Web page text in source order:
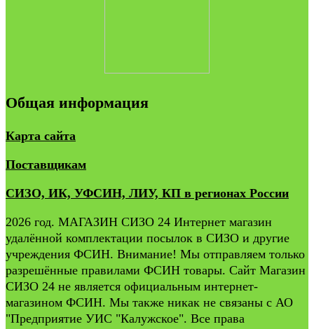
Общая информация
Карта сайта
Поставщикам
СИЗО, ИК, УФСИН, ЛИУ, КП в регионах России
2026 год. МАГАЗИН СИЗО 24 Интернет магазин
удалённой комплектации посылок в СИЗО и другие
учреждения ФСИН. Внимание! Мы отправляем только
разрешённые правилами ФСИН товары. Сайт Магазин
СИЗО 24 не является официальным интернет-
магазином ФСИН. Мы также никак не связаны с АО
"Предприятие УИС "Калужское". Все права